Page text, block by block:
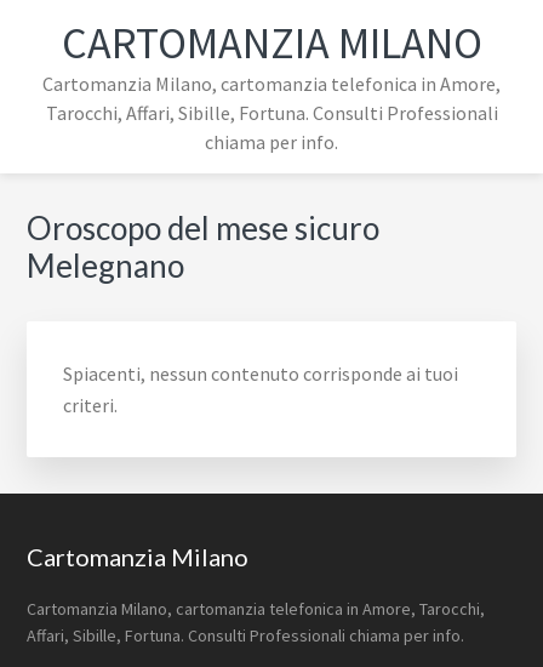
navigazione
primaria
contenuto
principale
footer
navigation
CARTOMANZIA MILANO
Cartomanzia Milano, cartomanzia telefonica in Amore,
Tarocchi, Affari, Sibille, Fortuna. Consulti Professionali
chiama per info.
Oroscopo del mese sicuro
Melegnano
Spiacenti, nessun contenuto corrisponde ai tuoi
criteri.
Footer
Cartomanzia Milano
Cartomanzia Milano, cartomanzia telefonica in Amore, Tarocchi,
Affari, Sibille, Fortuna. Consulti Professionali chiama per info.